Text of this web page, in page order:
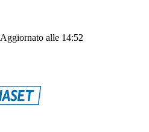
Aggiornato alle 14:52